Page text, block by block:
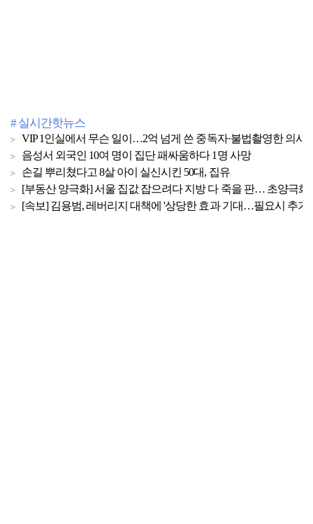
# 실시간핫뉴스
VIP 1인실에서 무슨 일이…2억 넘게 쓴 중독자·불법촬영한 의사
음성서 외국인 10여 명이 집단 패싸움하다 1명 사망
손길 뿌리쳤다고 8살 아이 실신시킨 50대, 집유
[부동산 양극화] 서울 집값 잡으려다 지방 다 죽을 판… 초양극화
[속보] 김용범, 레버리지 대책에 '상당한 효과 기대…필요시 추가